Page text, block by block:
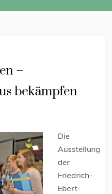
–
bekämpfen
Die
Ausstellung
der
Friedrich-
Ebert-